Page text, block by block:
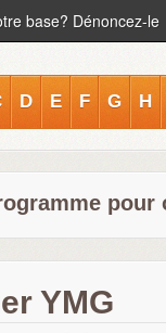
base? Dénoncez-le
D E F G H
YMG